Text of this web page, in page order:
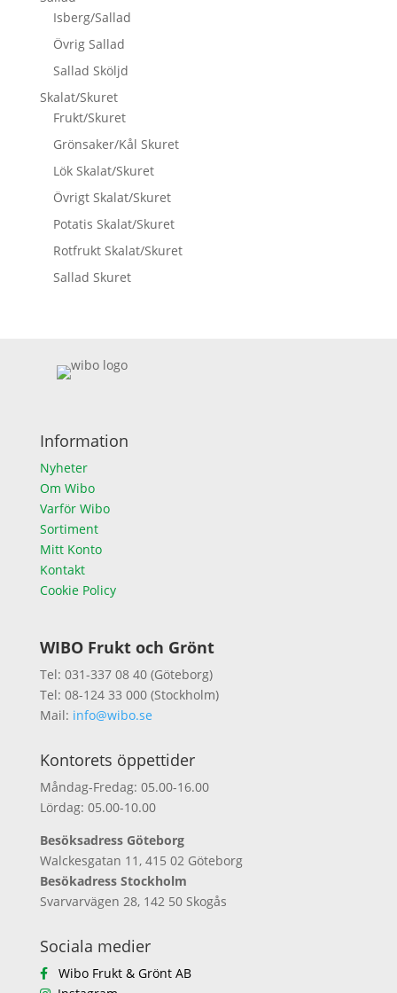
Isberg/Sallad
Övrig Sallad
Sallad Sköljd
Skalat/Skuret
Frukt/Skuret
Grönsaker/Kål Skuret
Lök Skalat/Skuret
Övrigt Skalat/Skuret
Potatis Skalat/Skuret
Rotfrukt Skalat/Skuret
Sallad Skuret
Information
Nyheter
Om Wibo
Varför Wibo
Sortiment
Mitt Konto
Kontakt
Cookie Policy
WIBO Frukt och Grönt
Tel: 031-337 08 40 (Göteborg)
Tel: 08-124 33 000 (Stockholm)
Mail: info@wibo.se
Kontorets öppettider
Måndag-Fredag: 05.00-16.00
Lördag: 05.00-10.00
Besöksadress Göteborg
Walckesgatan 11, 415 02 Göteborg
Besökadress Stockholm
Svarvarvägen 28, 142 50 Skogås
Sociala medier
Wibo Frukt & Grönt AB